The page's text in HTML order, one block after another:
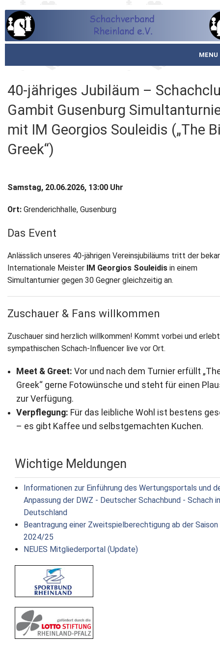
MENU
über den SVR
Spielbetrieb
Schachjugend
Fotos
Service
Newsletter
Kontakt
Impressum
Datenschutz
40-jähriges Jubiläum –
Gambit Gusenburg
mit IM Georgios Souleidis („The
Greek“)
Samstag, 20.06.2026, 13:00 Uhr
Ort: Grenderichhalle, Gusenburg
Das Event
Anlässlich unseres 40-jährigen Vereinsjubiläums tritt der
Internationale Meister IM Georgios Souleidis in einem
Simultanturnier gegen 30 Gegner gleichzeitig an.
Zuschauer & Fans willkommen
Zuschauer sind herzlich willkommen! Kommt vorbei und
sympathischen Schach-Influencer live vor Ort.
Meet & Greet: Vor und nach dem Turnier erfüllt
Greek“ gerne Fotowünsche und steht für einen
zur Verfügung.
Verpflegung: Für das leibliche Wohl ist bestens
– es gibt Kaffee und selbstgemachten Kuchen.
Wichtige Meldungen
Informationen zur Einführung des Wertungsportals und
Anpassung der DWZ - Deutscher Schachbund - Schach in
Deutschland
Beantragung einer Zweitspielberechtigung ab der Saison
2024/25
NEUES Mitgliederportal (Update)